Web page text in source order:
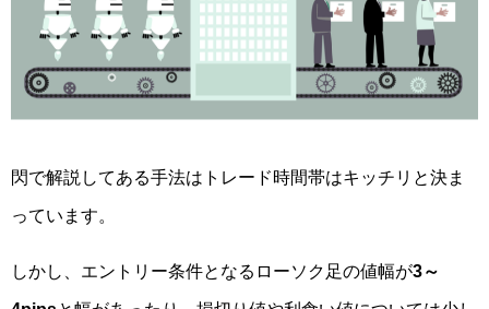
閃で解説してある手法はトレード時間帯はキッチリと決ま
っています。
しかし、エントリー条件となるローソク足の値幅が3～